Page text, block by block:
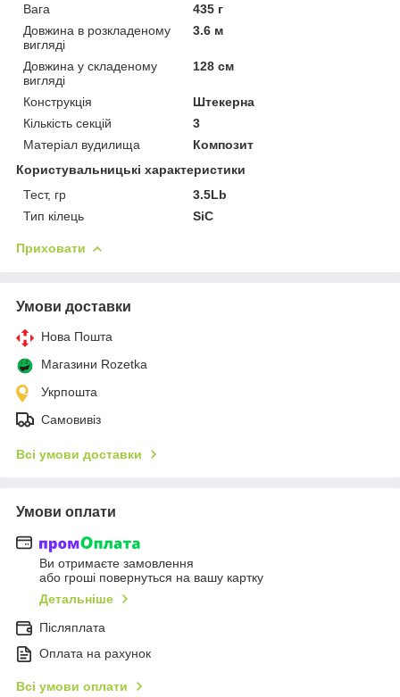
Вага
435 г
Довжина в розкладеному
вигляді
3.6 м
Довжина у складеному
вигляді
128 см
Конструкція
Штекерна
Кількість секцій
3
Матеріал вудилища
Композит
Користувальницькі характеристики
Тест, гр
3.5Lb
Тип кілець
SiC
Приховати
Умови доставки
Нова Пошта
Магазини Rozetka
Укрпошта
Самовивіз
Всі умови доставки
Умови оплати
Ви отримаєте замовлення
або гроші повернуться на вашу картку
Детальніше
Післяплата
Оплата на рахунок
Всі умови оплати